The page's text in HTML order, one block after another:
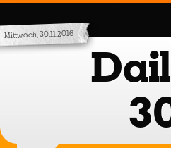
Mittwoch, 30.11.2016